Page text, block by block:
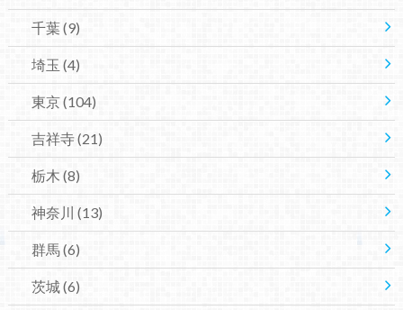
千葉(9)
埼玉 (4)
東京(104)
吉祥寺(21)
栃木 (8)
神奈川 (13)
群馬(6)
茨城(6)